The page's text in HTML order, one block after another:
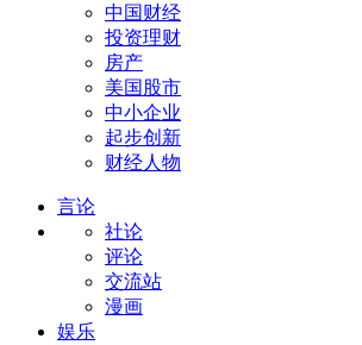
中国财经
投资理财
房产
美国股市
中小企业
起步创新
财经人物
言论
社论
评论
交流站
漫画
娱乐